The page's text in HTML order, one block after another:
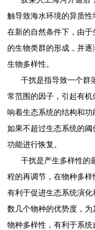
触导致海水环境的异质性
在新的自然条件下，由
的生物类群的形成，并
生物多样性。
干扰是指导致一个群
常范围的因子，引起有
响着生态系统的结构和功
如果不超过生态系统的
功能进行恢复。
干扰是产生多样性的
程的再调节，在物种多
有利于促进生态系统演
数几个物种的优势度，
物种多样性，有利于系